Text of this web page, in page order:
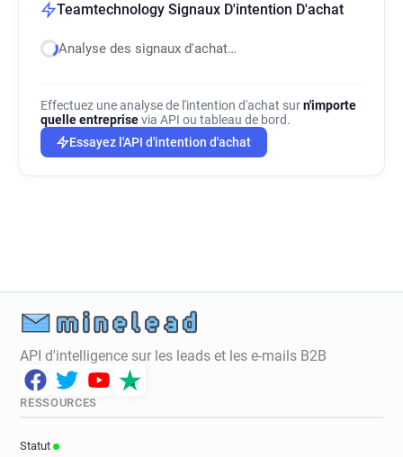
Teamtechnology Signaux D'intention D'achat
Analyse des signaux d'achat…
Effectuez une analyse de l'intention d'achat surn'importe
quelle entreprisevia API ou tableau de bord.
Essayez l'API d'intention d'achat
API d'intelligence sur les leads et les e-mails B2B
RESSOURCES
Statut